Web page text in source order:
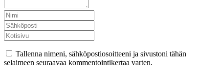
Tallenna nimeni, sähköpostiosoitteeni ja sivustoni tähän
selaimeen seuraavaa kommentointikertaa varten.